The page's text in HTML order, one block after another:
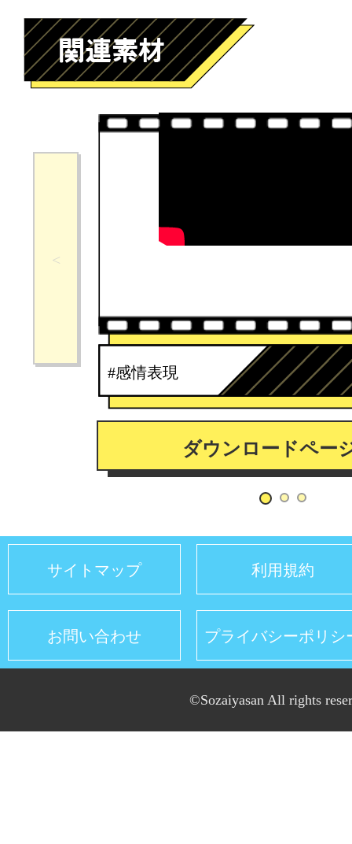
#感情表現
ダウンロードペー
サイトマップ 利用規約
お問い合わせ プライバシーポリシ
©Sozaiyasan All rights